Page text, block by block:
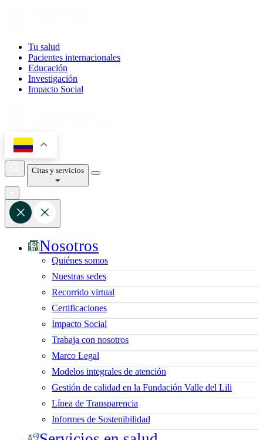
Tu salud
Pacientes internacionales
Educación
Investigación
Impacto Social
Citas y servicios
Nosotros
Quiénes somos
Nuestras sedes
Recorrido virtual
Certificaciones
Impacto Social
Trabaja con nosotros
Marco Legal
Modelos integrales de atención
Gestión de calidad en la Fundación Valle del Lili
Línea de Transparencia
Informes de Sostenibilidad